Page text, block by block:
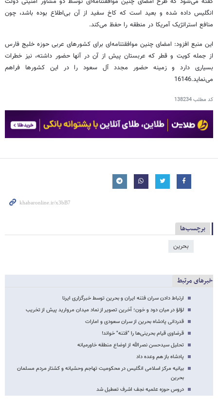
انگلیس داده شده و بعید است که کاخ سفید از آن بی‌اطلاع بوده باشد، چون
منافع استراتژیک آمریکا در منطقه را حفظ می‌کند.
این منبع افزود: امضای چنین موافقتنامه‌ای برای کشورهای عربی حوزه خلیج فارس
از جمله کویت و قطر که عربستان پیش از آن در آنها حضور داشته، نیز خطرات
بسیاری دارد و زمینه حضور مجدد آل سعود را در این کشورها فراهم
می‌نماید.16146
کد مطلب138234
برچسب‌ها
بحرین
خبرهای مرتبط
ارتباط دادن سران فتنه ایران و بحرین توسط خبرگزاری ایرنا
لؤلؤ در میان دود و خون؛ آخرین تصویر از نماد میدان مروارید پیش از تخریب
قدردانی پادشاه بحرین از سران سعودی و امارات
قرضاوی قیام بحرینی‌ها را "فتنه" خواند!
تحلیل سیدحسن نصرالله از اوضاع منطقه خاورمیانه
پادشاه باز هم وعده داد
بیانیه مرکز اسلامی انگلیس در محکومیت تهاجم وحشیانه و کشتار مردم مسلمان
بحرین
دروس حوزه علمیه نجف اشرف تعطیل شد